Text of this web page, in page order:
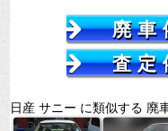
廃車
査定
日産 サニー に類似する 廃